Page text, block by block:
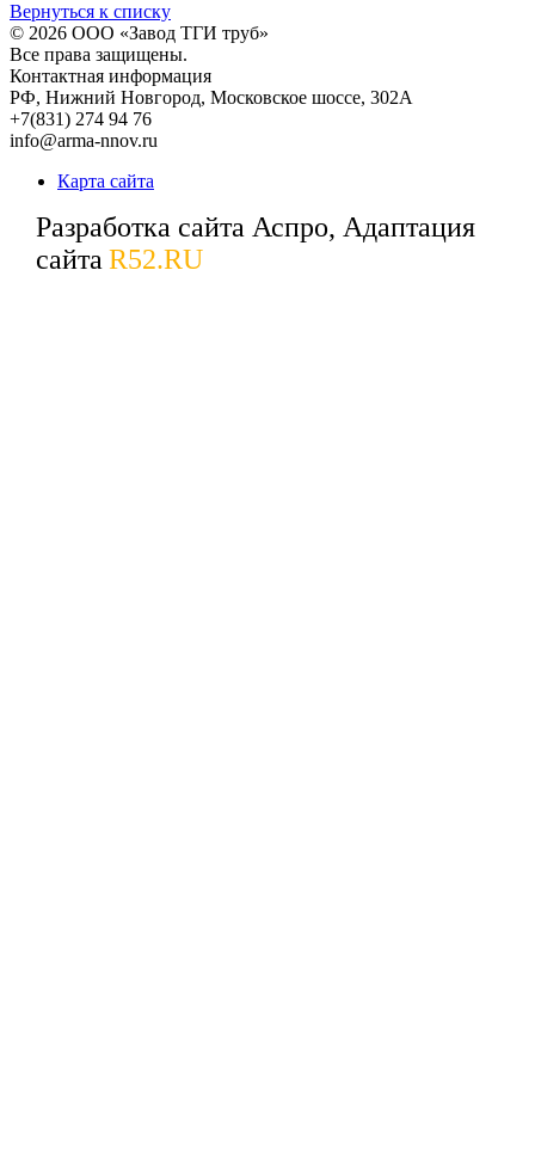
Вернуться к списку
© 2026 ООО «Завод ТГИ труб»
Все права защищены.
Контактная информация
РФ, Нижний Новгород, Московское шоссе, 302А
+7(831) 274 94 76
info@arma-nnov.ru
Карта сайта
Разработка сайта Аспро, Адаптация
сайта R52.RU